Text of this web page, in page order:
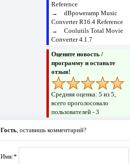
Reference
→ dBpoweramp Music
Converter R16.4 Reference
→ Coolutils Total Movie
Converter 4.1.7
Оцените новость /
программу и оставьте
отзыв!
Средняя оценка: 5 из 5,
всего проголосовало
пользователей - 3
Гость, оставишь комментарий?
Имя:*